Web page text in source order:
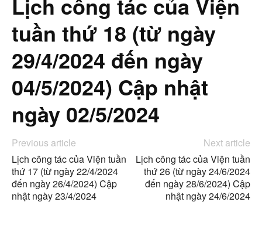
tuần thứ 18 (từ ngày
29/4/2024 đến ngày
04/5/2024) Cập nhật
ngày 02/5/2024
Previous article
Lịch công tác của Viện tuần
thứ 17 (từ ngày 22/4/2024
đến ngày 26/4/2024) Cập
nhật ngày 23/4/2024
Next article
Lịch công tác của Viện tuần
thứ 26 (từ ngày 24/6/2024
đến ngày 28/6/2024) Cập
nhật ngày 24/6/2024